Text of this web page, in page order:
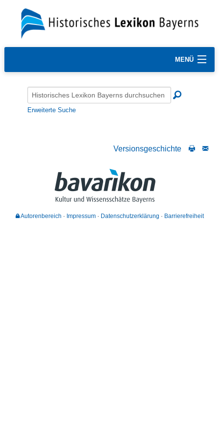
MENÜ
Erweiterte Suche
Versionsgeschichte
Autorenbereich Impressum Datenschutzerklärung Barrierefreiheit